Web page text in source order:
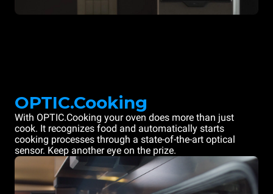
OPTIC.Cooking
With OPTIC.Cooking your oven does more than just
cook. It recognizes food and automatically starts
cooking processes through a state-of-the-art optical
sensor. Keep another eye on the prize.